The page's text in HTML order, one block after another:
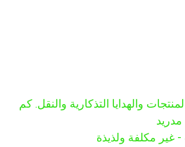
والهدايا التذكارية والنقل. كم
غير مكلفة ولذيذة